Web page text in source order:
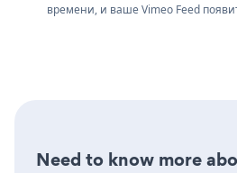
времени, и ваше Vimeo Feed
Need to know more